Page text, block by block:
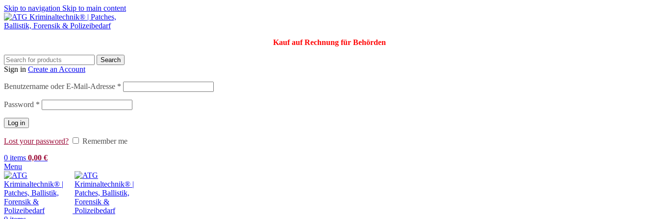
Skip to navigation Skip to main content
Kauf auf Rechnung für Behörden
Search
Sign in Create an Account
Benutzername oder E-Mail-Adresse *
Password *
Log in
Lost your password?
Remember me
0 items 0,00 €
Menu